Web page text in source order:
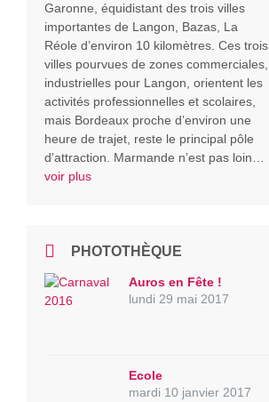
Garonne, équidistant des trois villes
importantes de Langon, Bazas, La
Réole d’environ 10 kilomètres. Ces trois
villes pourvues de zones commerciales,
industrielles pour Langon, orientent les
activités professionnelles et scolaires,
mais Bordeaux proche d’environ une
heure de trajet, reste le principal pôle
d’attraction. Marmande n’est pas loin…
voir plus
PHOTOTHÈQUE
Auros en Fête !
lundi 29 mai 2017
Ecole
mardi 10 janvier 2017